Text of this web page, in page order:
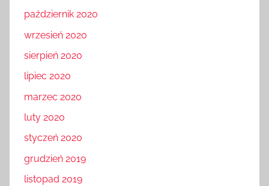
październik 2020
wrzesień 2020
sierpień 2020
lipiec 2020
marzec 2020
luty 2020
styczeń 2020
grudzień 2019
listopad 2019